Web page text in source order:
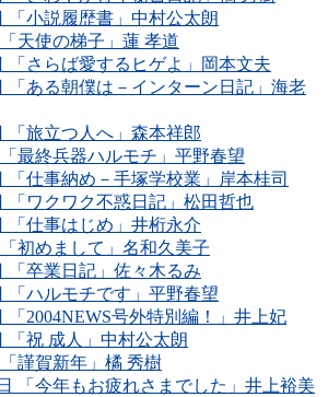
「小説履歴書」中村公太朗
天使の梯子」蓮 孝道
「さらば愛するヒゲよ」岡本文夫
「ある朝僕は－インターン日記」海老
「旅立つ人へ」森本祥郎
最終兵器ハルモチ」平野春望
「仕事納め－手塚学校業」岸本桂司
「ワクワク不惑日記」松田哲也
「仕事はじめ」井桁永介
初めまして」名和久美子
「卒業日記」佐々木るみ
「ハルモチです」平野春望
「2004NEWS号外特別編！」井上妃
「祝 成人」中村公太朗
謹賀新年」橘 秀樹
「今年もお疲れさまでした」井上裕美